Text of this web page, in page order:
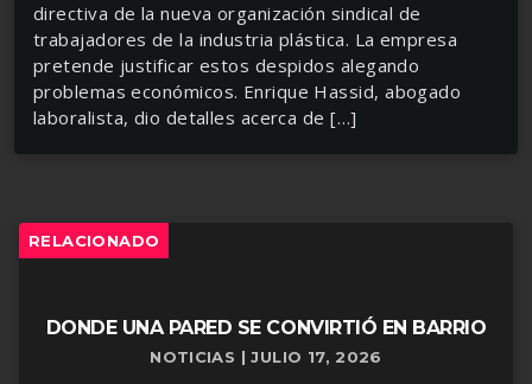
directiva de la nueva organización sindical de
trabajadores de la industria plástica. La empresa
pretende justificar estos despidos alegando
problemas económicos. Enrique Hassid, abogado
laboralista, dio detalles acerca de […]
RELACIONADO
DONDE UNA PARED SE CONVIRTIÓ EN BARRIO
NOTICIAS | JULIO 17, 2026